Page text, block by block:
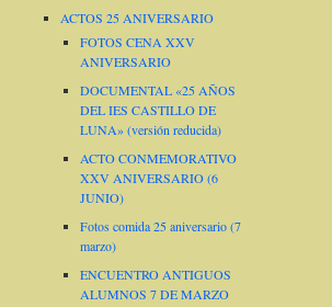
ACTOS 25 ANIVERSARIO
FOTOS CENA XXV
ANIVERSARIO
DOCUMENTAL «25 AÑOS
DEL IES CASTILLO DE
LUNA» (versión reducida)
ACTO CONMEMORATIVO
XXV ANIVERSARIO (6
JUNIO)
Fotos comida 25 aniversario (7
marzo)
ENCUENTRO ANTIGUOS
ALUMNOS 7 DE MARZO